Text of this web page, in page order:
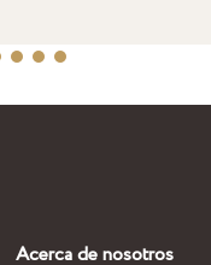
Acerca de nosotros